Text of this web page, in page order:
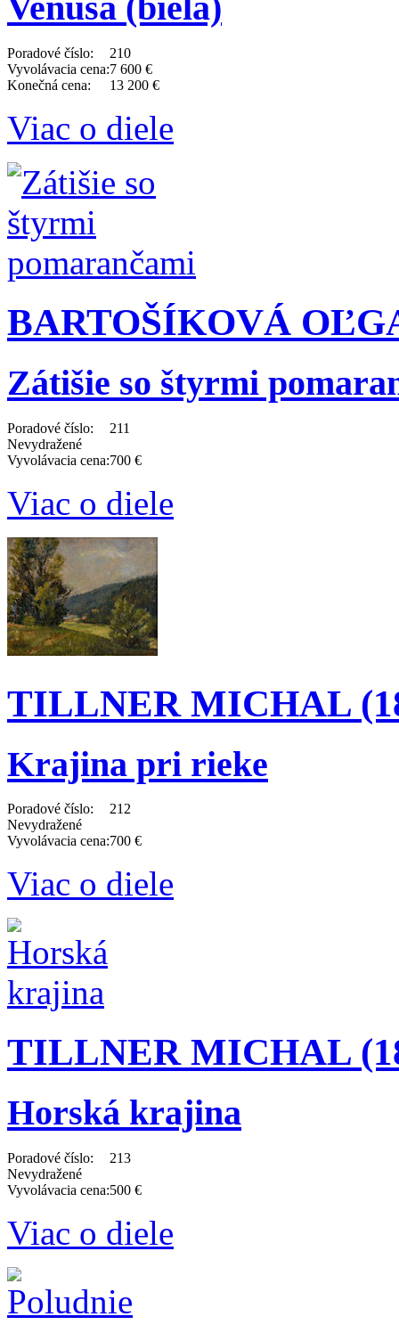
Poradové číslo:
210
Vyvolávacia cena:7 600 €
Konečná cena:
13 200 €
Viac o diele
BARTOŠÍKOVÁ
Zátišie so štyrmi
Poradové číslo:
211
Nevydražené
Vyvolávacia cena:700 €
Viac o diele
TILLNER MICHAL
Krajina pri rieke
Poradové číslo:
212
Nevydražené
Vyvolávacia cena:700 €
Viac o diele
TILLNER MICHAL
Horská krajina
Poradové číslo:
213
Nevydražené
Vyvolávacia cena:500 €
Viac o diele